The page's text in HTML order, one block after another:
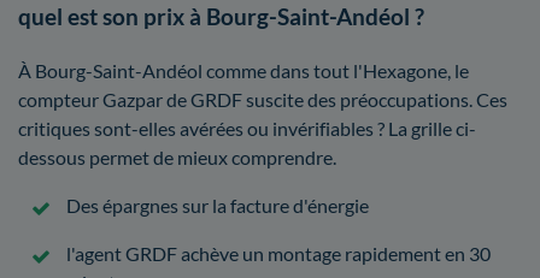
quel est son prix à Bourg-Saint-Andéol ?
À Bourg-Saint-Andéol comme dans tout l'Hexagone, le
compteur Gazpar de GRDF suscite des préoccupations. Ces
critiques sont-elles avérées ou invérifiables ? La grille ci-
dessous permet de mieux comprendre.
Des épargnes sur la facture d'énergie
l'agent GRDF achève un montage rapidement en 30